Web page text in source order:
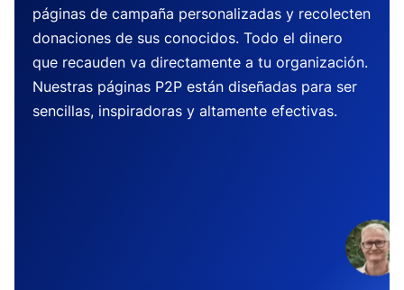
páginas de campaña personalizadas y recolecten
donaciones de sus conocidos. Todo el dinero
que recauden va directamente a tu organización.
Nuestras páginas P2P están diseñadas para ser
sencillas, inspiradoras y altamente efectivas.